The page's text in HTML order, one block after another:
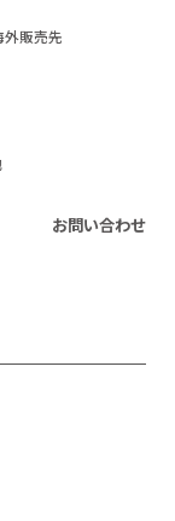
外販売先
お問い合わせ